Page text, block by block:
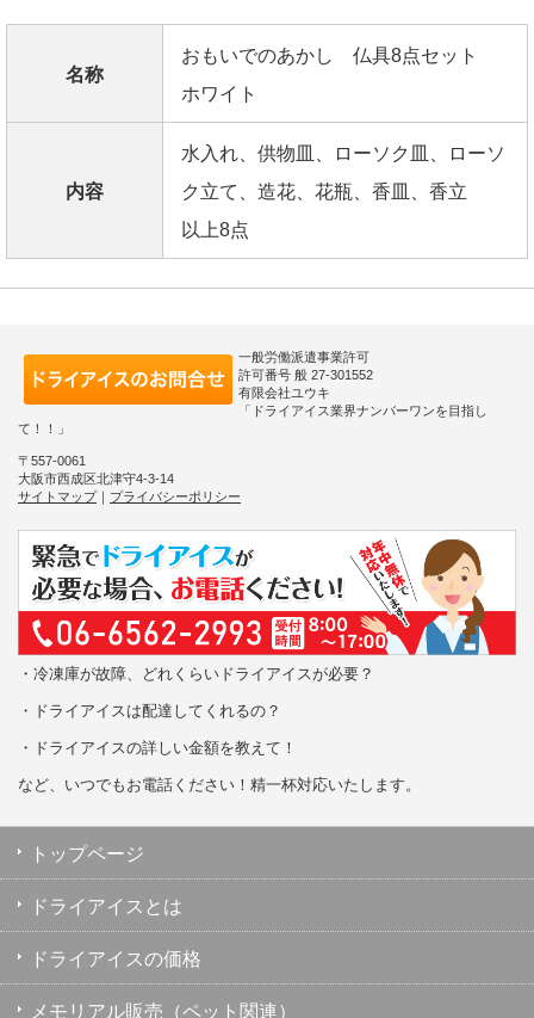
名称
おもいでのあかし 仏具8点セット
ホワイト
内容
水入れ、供物皿、ローソク皿、ローソ
ク立て、造花、花瓶、香皿、香立
以上8点
一般労働派遣事業許可
許可番号 般 27-301552
有限会社ユウキ
「ドライアイス業界ナンバーワンを目指し
て！！」
〒557-0061
大阪市西成区北津守4-3-14
サイトマップ｜ プライバシーポリシー
・冷凍庫が故障、どれくらいドライアイスが必要？
・ドライアイスは配達してくれるの？
・ドライアイスの詳しい金額を教えて！
など、いつでもお電話ください！精一杯対応いたします。
トップページ
ドライアイスとは
ドライアイスの価格
メモリアル販売（ペット関連）